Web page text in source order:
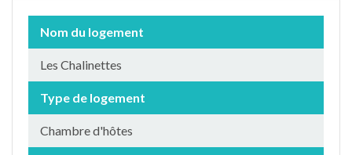
Nom du logement
Les Chalinettes
Type de logement
Chambre d'hôtes